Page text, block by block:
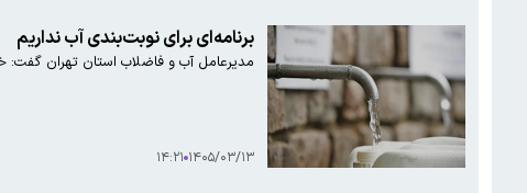
برنامه‌ای برای نوبت‌بندی آب نداریم
مدیرعامل آب و فاضلاب استان تهران گفت:
۱۴۰۵/۰۳/۱۳ ۱۴:۲۱